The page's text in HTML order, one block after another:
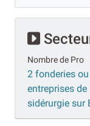
Nombre de Pro
2 fonderies ou
entreprises de
sidérurgie sur